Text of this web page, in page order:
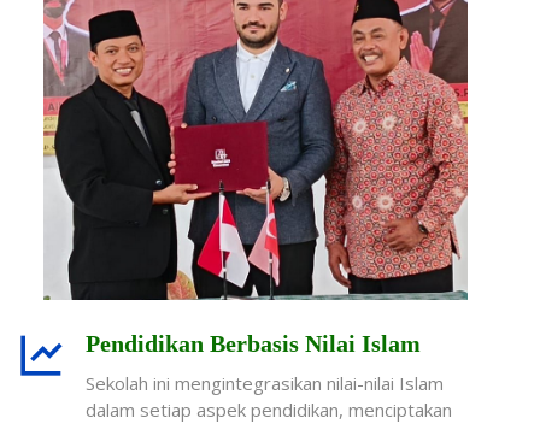
Pendidikan Berbasis Nilai Islam
Sekolah ini mengintegrasikan nilai-nilai Islam
dalam setiap aspek pendidikan, menciptakan